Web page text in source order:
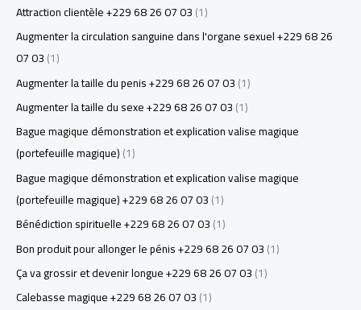
Attraction clientèle +229 68 26 07 03(1)
Augmenter la circulation sanguine dans l'organe sexuel +229 68 26
07 03(1)
Augmenter la taille du penis +229 68 26 07 03(1)
Augmenter la taille du sexe +229 68 26 07 03(1)
Bague magique démonstration et explication valise magique
(portefeuille magique)(1)
Bague magique démonstration et explication valise magique
(portefeuille magique) +229 68 26 07 03(1)
Bénédiction spirituelle +229 68 26 07 03(1)
Bon produit pour allonger le pénis +229 68 26 07 03(1)
Ça va grossir et devenir longue +229 68 26 07 03(1)
Calebasse magique +229 68 26 07 03(1)